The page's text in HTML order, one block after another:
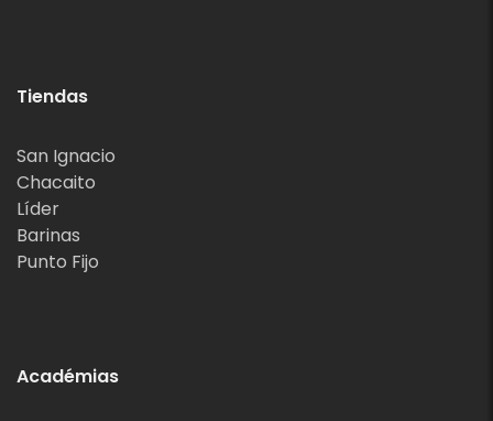
Tiendas
San Ignacio
Chacaito
Líder
Barinas
Punto Fijo
Académias